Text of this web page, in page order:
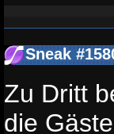
Sneak
Zu Dritt
die